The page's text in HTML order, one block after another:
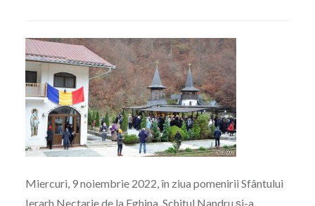
Miercuri, 9 noiembrie 2022, în ziua pomenirii Sfântului
Ierarh Nectarie de la Eghina, Schitul Nandru și-a